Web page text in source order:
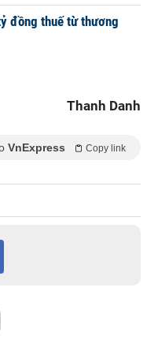
đồng thuế từ thương
Thanh Danh
VnExpress Copy link